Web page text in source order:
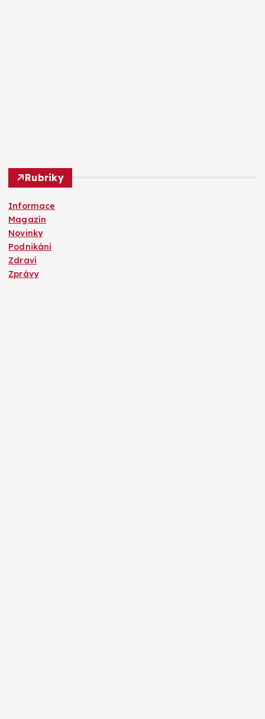
Rubriky
Informace
Magazín
Novinky
Podnikání
Zdraví
Zprávy